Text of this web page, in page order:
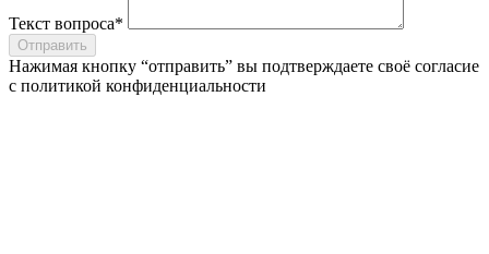
Текст вопроса*
Отправить
Нажимая кнопку “отправить” вы подтверждаете своё согласие
с политикой конфиденциальности